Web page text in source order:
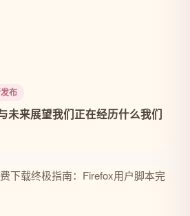
布
未来展望我们正在经历什么我们